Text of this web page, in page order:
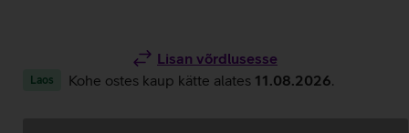
Lisan võrdlusesse
Laos Kohe ostes kaup kätte alates 11.08.2026